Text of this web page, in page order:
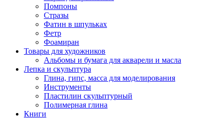
Помпоны
Стразы
Фатин в шпульках
Фетр
Фоамиран
Товары для художников
Альбомы и бумага для акварели и масла
Лепка и скульптура
Глина, гипс, масса для моделирования
Инструменты
Пластилин скульптурный
Полимерная глина
Книги